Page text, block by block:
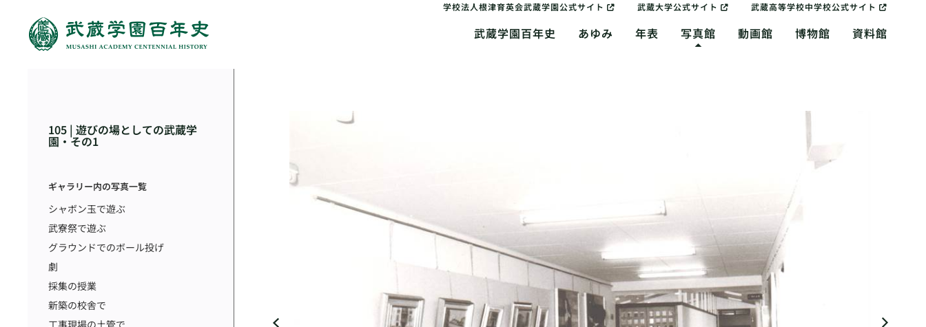
学校法人根津育英会武蔵学園公式サイト 武蔵大学公式サイト 武蔵高等学校中学校公式サイト
武蔵学園百年史 あゆみ 年表 写真館 動画館 博物館 資料館
105 | 遊びの場としての武蔵学
園・その1
ギャラリー内の写真一覧
シャボン玉で遊ぶ
武寮祭で遊ぶ
グラウンドでのボール投げ
劇
採集の授業
新築の校舎で
工事現場の土管で